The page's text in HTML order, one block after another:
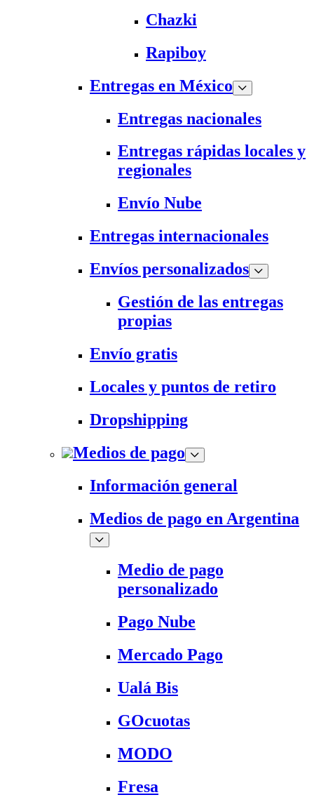
Chazki
Rapiboy
Entregas en México
Entregas nacionales
Entregas rápidas locales y
regionales
Envío Nube
Entregas internacionales
Envíos personalizados
Gestión de las entregas
propias
Envío gratis
Locales y puntos de retiro
Dropshipping
Medios de pago
Información general
Medios de pago en Argentina
Medio de pago
personalizado
Pago Nube
Mercado Pago
Ualá Bis
GOcuotas
MODO
Fresa